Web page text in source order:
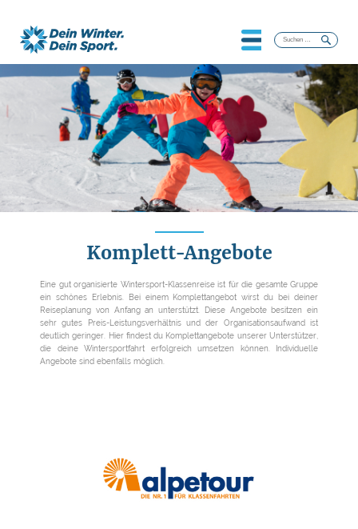
Suchen
nach:
Komplett-Angebote
Eine gut organisierte Wintersport-Klassenreise ist für die gesamte Gruppe
ein schönes Erlebnis. Bei einem Komplettangebot wirst du bei deiner
Reiseplanung von Anfang an unterstützt. Diese Angebote besitzen ein
sehr gutes Preis-Leistungsverhältnis und der Organisationsaufwand ist
deutlich geringer. Hier findest du Komplettangebote unserer Unterstützer,
die deine Wintersportfahrt erfolgreich umsetzen können. Individuelle
Angebote sind ebenfalls möglich.